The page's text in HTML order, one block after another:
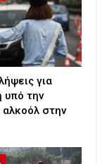
για
υπό την
αλκοόλ στην